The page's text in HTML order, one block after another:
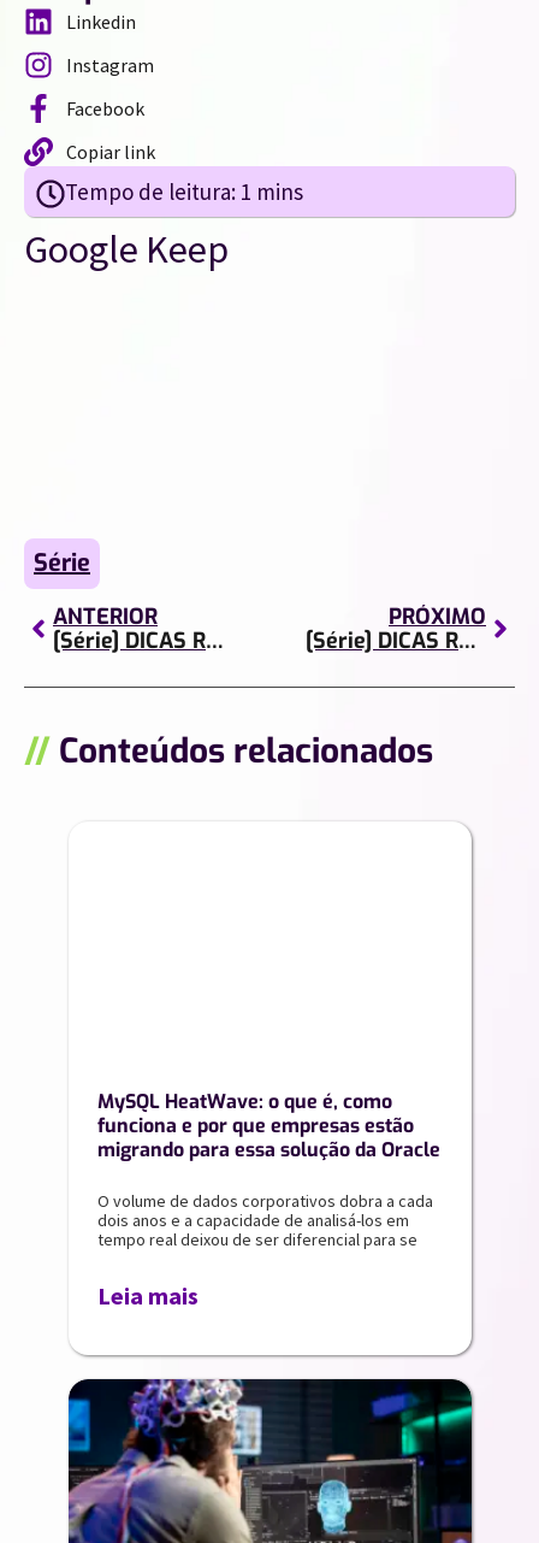
Linkedin
Instagram
Facebook
Copiar link
Google Keep
Série
ANTERIOR
[Série] DICAS RÁPIDAS | Episódio 2
PRÓXIMO
[Série] DICAS RÁPIDAS | Episódio 6
// Conteúdos relacionados
MySQL HeatWave: o que é, como
funciona e por que empresas estão
migrando para essa solução da Oracle
O volume de dados corporativos dobra a cada
dois anos e a capacidade de analisá-los em
tempo real deixou de ser diferencial para se
Leia mais